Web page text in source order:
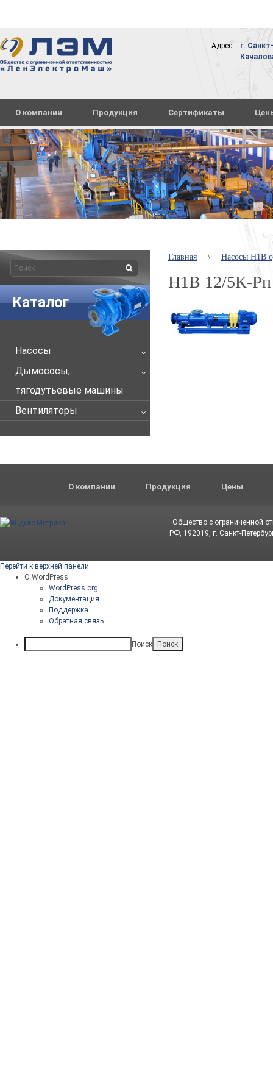
Адрес:
г.
О компании Продукция Сертификаты
Каталог
Насосы
Дымососы,
тягодутьевые машины
Вентиляторы
Главная \ Насосы Н1В
Н1В 12/5К-Рп
О компании Продукция Цены
Общество с ограниченной
РФ, 192019, г. Санкт-
Перейти к верхней панели
О WordPress
WordPress.org
Документация
Поддержка
Обратная связь
Поиск